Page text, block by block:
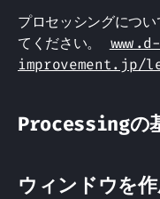
プロセッシングにつ
てください。 www.d-
improvement.jp/
Processingの
ウィンドウを